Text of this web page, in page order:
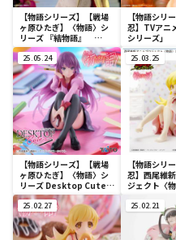
【物語シリーズ】【戦場
ヶ原ひたぎ】〈物語〉シ
リーズ 『結物語』
Cover Visual 戦場ヶ原ひ
たぎ
【物語シリ
忍】TVアニ
シリーズ」
ーぶ 忍野忍
25.05.24
【物語シリーズ】【戦場
ヶ原ひたぎ】〈物語〉シ
リーズ Desktop Cute
フィギュア 戦場ヶ原ひた
ぎ
25.03.25
【物語シリ
忍】西尾維
ジェクト〈
ズ -Relax
25.02.27 25.02.21